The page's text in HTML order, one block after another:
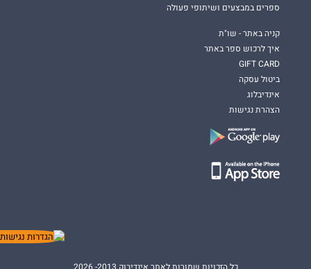
ספרים במבצעים ושיתופי פעולה
קניה באתר - שו"ת
איך לרכוש ספר באתר
GIFT CARD
ביטול עסקה
אינדיבלוג
הצהרת נגישות